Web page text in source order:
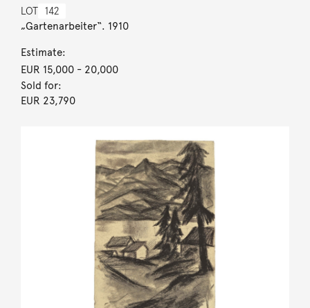
LOT 142
„Gartenarbeiter“. 1910
Estimate:
EUR 15,000- 20,000
Sold for:
EUR 23,790